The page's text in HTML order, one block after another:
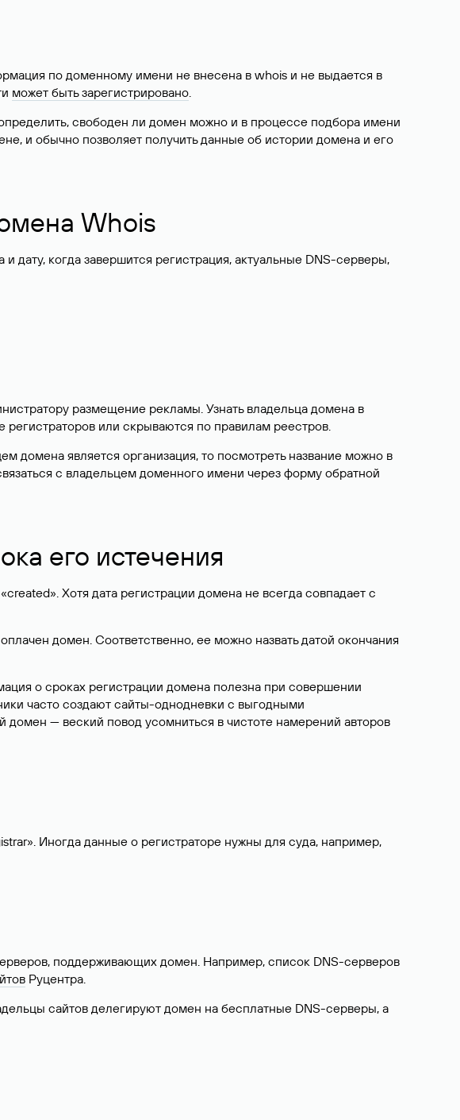
по доменному имени не внесена в whois и не выдается в
может быть зарегистрировано.
свободен ли домен можно и в процессе подбора имени
и обычно позволяет получить данные об истории домена и его
Whois
когда завершится регистрация, актуальные DNS-серверы,
размещение рекламы. Узнать владельца домена в
регистраторов или скрываются по правилам реестров.
домена является организация, то посмотреть название можно в
с владельцем доменного имени через форму обратной
его истечения
Хотя дата регистрации домена не всегда совпадает с
домен. Соответственно, ее можно назвать датой окончания
о сроках регистрации домена полезна при совершении
часто создают сайты-однодневки с выгодными
домен — веский повод усомниться в чистоте намерений авторов
Иногда данные о регистраторе нужны для суда, например,
поддерживающих домен. Например, список DNS-серверов
Руцентра.
сайтов делегируют домен на бесплатные DNS-серверы, а